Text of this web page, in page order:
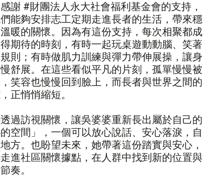
#財團法人永大社會福利基金會的支持，
能夠安排志工定期走進長者的生活，帶來穩
暖的關懷。因為有這份支持，每次相聚都成
期待的時刻，有時一起玩桌遊動動腦、笑著
則；有時做肌力訓練與彈力帶伸展操，讓身
舒展。在這些看似平凡的片刻，孤單慢慢被
笑容也慢慢回到臉上，而長者與世界之間的
正悄悄縮短。
過訪視關懷，讓吳婆婆重新長出屬於自己的
的空間」，一個可以放心說話、安心落淚，自
方。也盼望未來，她帶著這份踏實與安心，
進社區關懷據點，在人群中找到新的位置與
奏。